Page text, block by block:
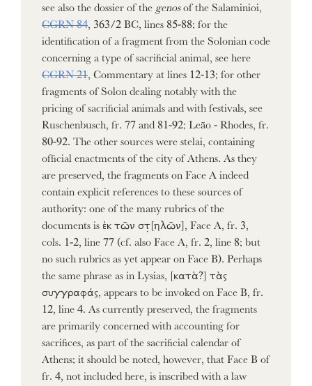
see also the dossier of the genosof the Salaminioi,
CGRN 84 , 363/2 BC, lines 85-88; for the
identification of a fragment from the Solonian code
concerning a type of sacrificial animal, see here
CGRN 21 , Commentary at lines 12-13; for other
fragments of Solon dealing notably with the
pricing of sacrificial animals and with festivals, see
Ruschenbusch, fr. 77 and 81-92; Leão - Rhodes, fr.
80-92. The other sources were stelai, containing
official enactments of the city of Athens. As they
are preserved, the fragments on Face A indeed
contain explicit references to these sources of
authority: one of the many rubrics of the
documents is ἐκ τῶν στ̣[ηλῶν], Face A, fr. 3,
cols. 1-2, line 77 (cf. also Face A, fr. 2, line 8; but
no such rubrics as yet appear on Face B). Perhaps
the same phrase as in Lysias, [κατὰ?] τὰς
συγγραφάς, appears to be invoked on Face B, fr.
12, line 4. As currently preserved, the fragments
are primarily concerned with accounting for
sacrifices, as part of the sacrificial calendar of
Athens; it should be noted, however, that Face B of
fr. 4, not included here, is inscribed with a law